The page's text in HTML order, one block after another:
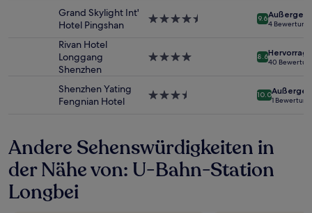
Verfügbarkeiten
zusätzliche
Bedingungen
Grand Skylight Int'
Hotel Pingshan
4.5-
9.6
4
Rivan Hotel
Longgang
Shenzhen
4.0-
8.6
40
Shenzhen Yating
Fengnian Hotel
3.5-
10.0
1 Bewertung
Andere Sehenswürdigkeiten in
der Nähe von: U-Bahn-Station
Longbei